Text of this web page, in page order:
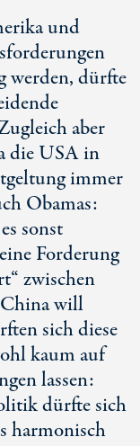
und
dürfte
aber
die USA in
immer
Obamas:
sonst
Forderung
zwischen
will
sich diese
kaum auf
lassen:
dürfte sich
harmonisch